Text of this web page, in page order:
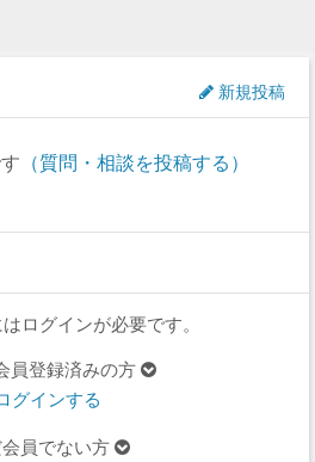
新規投稿
（質問・相談を投稿する）
ログインが必要です。
員登録済みの方
グインする
会員でない方